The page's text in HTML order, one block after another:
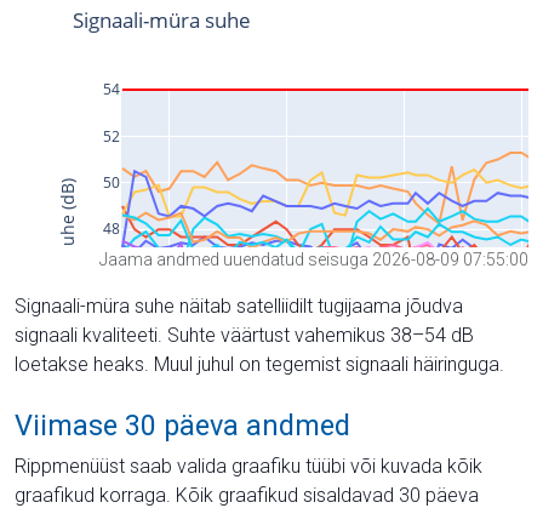
Jaama andmed uuendatud seisuga 2026-08-09 07:55:00
Signaali-müra suhe näitab satelliidilt tugijaama jõudva
signaali kvaliteeti. Suhte väärtust vahemikus 38–54 dB
loetakse heaks. Muul juhul on tegemist signaali häiringuga.
Viimase 30 päeva andmed
Rippmenüüst saab valida graafiku tüübi või kuvada kõik
graafikud korraga. Kõik graafikud sisaldavad 30 päeva